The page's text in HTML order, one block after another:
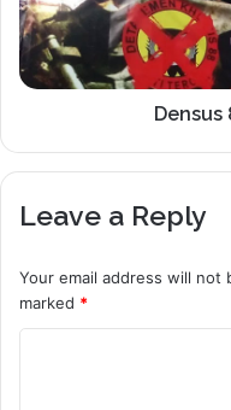
Densus
Leave a Reply
Your email address will not
marked *